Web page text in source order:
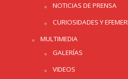
NOTICIAS DE PRENSA
CURIOSIDADES Y
MULTIMEDIA
GALERÍAS
VIDEOS